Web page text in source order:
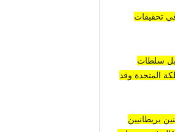
تحقيقات
سلطات
المتحدة وقد
عن ملف مكون من 240 صفحة يحتوي على أسماء 10 مواطنين بريطانيين